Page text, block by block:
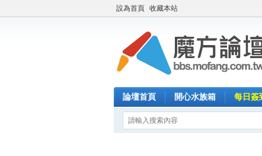
設為首頁 收藏本站
論壇首頁 開心水族箱 每日簽